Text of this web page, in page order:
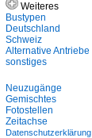
Weiteres
Bustypen
Deutschland
Schweiz
Alternative Antriebe
sonstiges
Neuzugänge
Gemischtes
Fotostellen
Zeitachse
Datenschutzerklärung